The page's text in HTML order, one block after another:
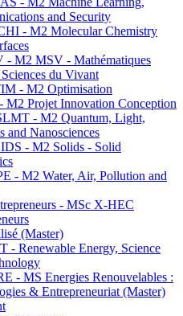
and Security
- M2 Molecular Chemistry
- M2 MSV - Mathématiques
du Vivant
- M2 Optimisation
M2 Projet Innovation Conception
- M2 Quantum, Light,
and Nanosciences
- M2 Solids - Solid
- M2 Water, Air, Pollution and
- MSc X-HEC
(Master)
- Renewable Energy, Science
- MS Energies Renouvelables :
& Entrepreneuriat (Master)